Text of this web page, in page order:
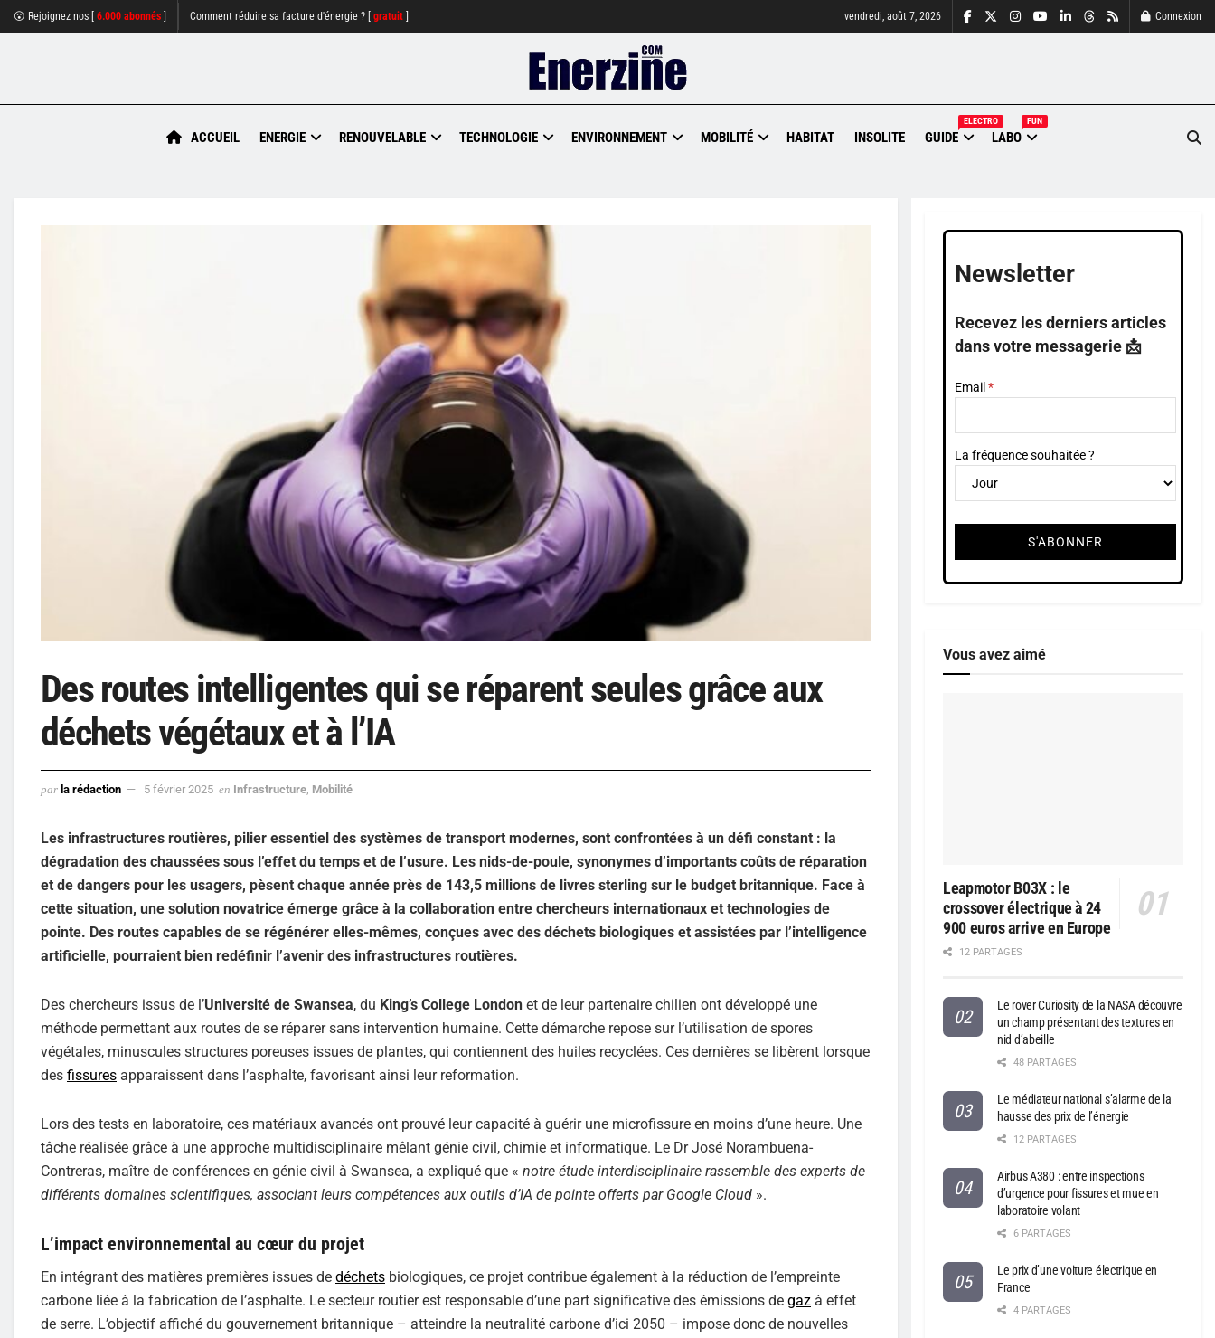
😮 Rejoignez nos [ 6.000 abonnés Comment réduire sa facture d'énergie ? [ gratuit vendredi, août 7, 2026 Connexion
ACCUEIL ENERGIE RENOUVELABLE TECHNOLOGIE ENVIRONNEMENT MOBILITÉ HABITAT INSOLITE GUIDE
ELECTRO
LABO
FUN
Des routes intelligentes qui se réparent seules grâce aux
déchets végétaux et à l’IA
par la rédaction 5 février 2025 en Infrastructure Mobilité
Les infrastructures routières, pilier essentiel des systèmes de transport modernes, sont confrontées à un défi constant : la
dégradation des chaussées sous l’effet du temps et de l’usure. Les nids-de-poule, synonymes d’importants coûts de réparation
et de dangers pour les usagers, pèsent chaque année près de 143,5 millions de livres sterling sur le budget britannique. Face à
cette situation, une solution novatrice émerge grâce à la collaboration entre chercheurs internationaux et technologies de
pointe. Des routes capables de se régénérer elles-mêmes, conçues avec des déchets biologiques et assistées par l’intelligence
artificielle, pourraient bien redéfinir l’avenir des infrastructures routières.
Des chercheurs issus de l’Université de Swansea, du King’s College London et de leur partenaire chilien ont développé une
méthode permettant aux routes de se réparer sans intervention humaine. Cette démarche repose sur l’utilisation de spores
végétales, minuscules structures poreuses issues de plantes, qui contiennent des huiles recyclées. Ces dernières se libèrent lorsque
des fissures apparaissent dans l’asphalte, favorisant ainsi leur reformation.
Lors des tests en laboratoire, ces matériaux avancés ont prouvé leur capacité à guérir une microfissure en moins d’une heure. Une
tâche réalisée grâce à une approche multidisciplinaire mêlant génie civil, chimie et informatique. Le Dr José Norambuena-
Contreras, maître de conférences en génie civil à Swansea, a expliqué que « notre étude interdisciplinaire rassemble des experts de
différents domaines scientifiques, associant leurs compétences aux outils d’IA de pointe offerts par Google Cloud ».
L’impact environnemental au cœur du projet
En intégrant des matières premières issues de déchets biologiques, ce projet contribue également à la réduction de l’empreinte
carbone liée à la fabrication de l’asphalte. Le secteur routier est responsable d’une part significative des émissions de gaz à effet
de serre. L’objectif affiché du gouvernement britannique – atteindre la neutralité carbone d’ici 2050 – impose donc de nouvelles
Newsletter
Recevez les derniers articles
dans votre messagerie 📩
Email
La fréquence souhaitée ?
Vous avez aimé
Leapmotor B03X : le
crossover électrique à 24
900 euros arrive en Europe
12 PARTAGES
Le rover Curiosity de la NASA découvre
un champ présentant des textures en
nid d’abeille
48 PARTAGES
Le médiateur national s’alarme de la
hausse des prix de l’énergie
12 PARTAGES
Airbus A380 : entre inspections
d’urgence pour fissures et mue en
laboratoire volant
6 PARTAGES
Le prix d’une voiture électrique en
France
4 PARTAGES